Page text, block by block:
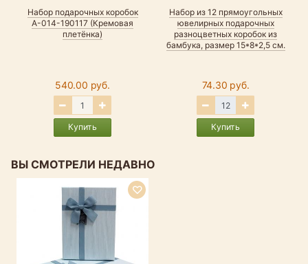
Набор подарочных коробок
А-014-190117 (Кремовая
плетёнка)
540.00 руб.
Купить
Набор из 12 прямоугольных
ювелирных подарочных
разноцветных коробок из
бамбука, размер 15*8*2,5 см.
74.30 руб.
Купить
ВЫ СМОТРЕЛИ НЕДАВНО